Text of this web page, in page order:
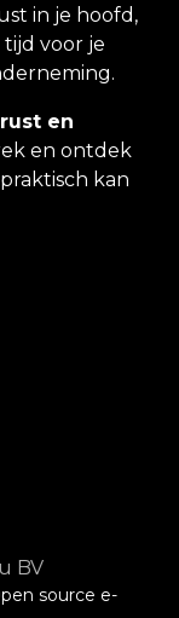
in je hoofd,
voor je
en
en ontdek
kan
BV
source e-